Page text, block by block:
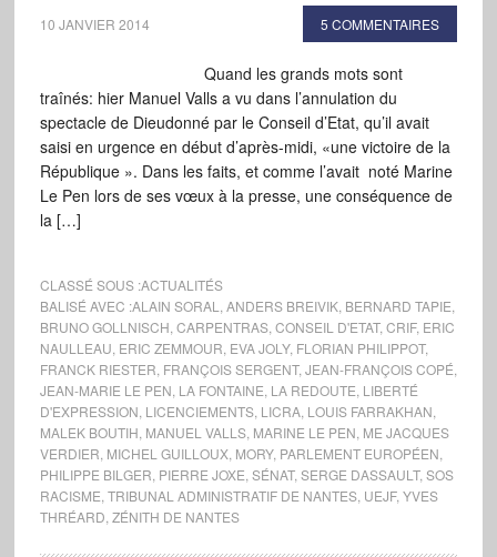
10 JANVIER 2014 5 COMMENTAIRES
Quand les grands mots sont
traînés: hier Manuel Valls a vu dans l’annulation du
spectacle de Dieudonné par le Conseil d’Etat, qu’il avait
saisi en urgence en début d’après-midi, «une victoire de la
République ». Dans les faits, et comme l’avait noté Marine
Le Pen lors de ses vœux à la presse, une conséquence de
la […]
CLASSÉ SOUS :ACTUALITÉS
BALISÉ AVEC :ALAIN SORAL ANDERS BREIVIK, BERNARD TAPIE
BRUNO GOLLNISCH CARPENTRAS, CONSEIL D'ETAT, CRIF, ERIC
NAULLEAU ERIC ZEMMOUR EVA JOLY, FLORIAN PHILIPPOT,
FRANCK RIESTER FRANÇOIS SERGENT, JEAN-FRANÇOIS COPÉ
JEAN-MARIE LE PEN LA FONTAINE LA REDOUTE LIBERTÉ
D'EXPRESSION LICENCIEMENTS, LICRA, LOUIS FARRAKHAN
MALEK BOUTIH MANUEL VALLS, MARINE LE PEN ME JACQUES
VERDIER MICHEL GUILLOUX, MORY, PARLEMENT EUROPÉEN
PHILIPPE BILGER PIERRE JOXE SÉNAT, SERGE DASSAULT, SOS
RACISME TRIBUNAL ADMINISTRATIF DE NANTES, UEJF, YVES
THRÉARD ZÉNITH DE NANTES